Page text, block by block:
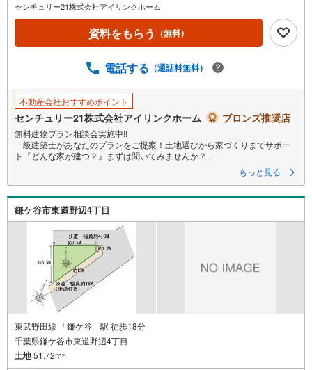
センチュリー21株式会社アイリンクホーム
資料をもらう （無料）
電話する （通話料無料）
不動産会社おすすめポイント
センチュリー21株式会社アイリンクホーム ブロンズ推奨店
無料建物プラン相談会実施中!!
一級建築士があなたのプランをご提案！土地選びから家づくりまでサポー
ト『どんな家が建つ？』まずは聞いてみませんか？
～住まい探しなら【アイリンクホーム】にお任せください～
京成松戸線『二和向台』駅徒歩15分～
●八木が谷小学校 徒歩2分
●ビック・エー 徒歩8分
●ウエルシア 徒歩9分
●整形地 ●建築条件無し ●更地渡し
新婚新生活支援事業キャンペーン！対象だと最大60万円助成
※詳細はお問合せください
□■□現地内覧ツアー開催中!!□■□
（※事前に必ずお問い合わせくださいませ）
《コース内容（所要時間）》
・サクッと内覧コース （30分～）
・じっくり内覧コース （60分～）
・納得内覧コース （90分～）
もっと見る
鎌ケ谷市東道野辺4丁目
東武野田線 「鎌ケ谷」駅 徒歩18分
千葉県鎌ケ谷市東道野辺4丁目
土地51.72m2